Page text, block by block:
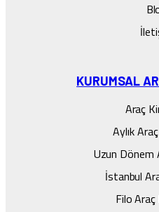
KURUMSAL
Araç
Aylık
Uzun Dönem
İstanbul
Filo